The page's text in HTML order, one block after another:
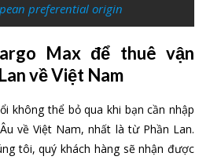
preferential origin
Max để thuê vận
về Việt Nam
không thể bỏ qua khi bạn cần nhập
về Việt Nam, nhất là từ Phần Lan.
tôi, quý khách hàng sẽ nhận được